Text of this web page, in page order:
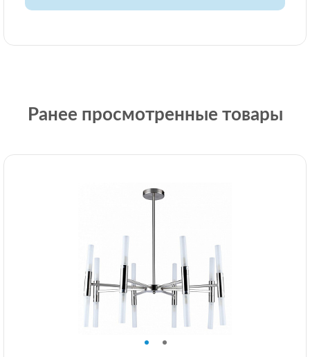
Ранее просмотренные товары